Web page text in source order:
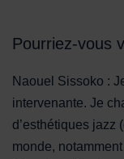
Pourriez-vous
Naouel Sissoko :
intervenante. Je
d’esthétiques jazz
monde,